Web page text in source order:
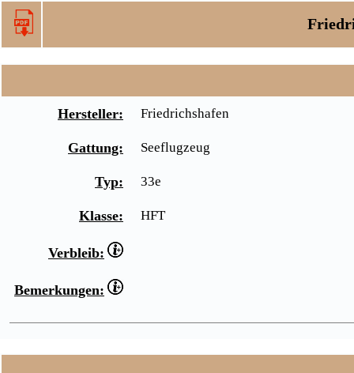
Hersteller: Friedrichshafen
Gattung: Seeflugzeug
Typ: 33e
Klasse: HFT
Verbleib:
Bemerkungen: